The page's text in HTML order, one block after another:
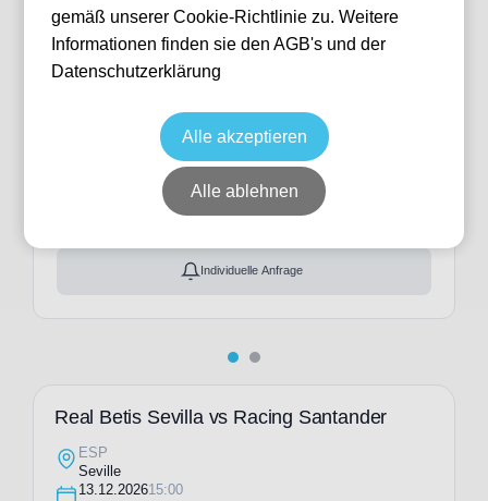
Longside Upper
15:00
10 verfügbar
ESP
Estadio Benito Villamarín
Ticket(s) + Hotel
Individuelle Anfrage
Real Betis Sevilla vs Racing Santander
ESP
Seville
13.12.202615:00
gemäß unserer Cookie-Richtlinie zu. Weitere
Informationen finden sie den AGB's und der
Datenschutzerklärung
Alle akzeptieren
Alle ablehnen